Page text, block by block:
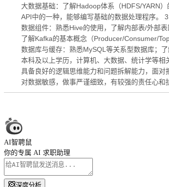
大数据基础：了解Hadoop体系（HDFS/YARN
API中的一种，能够编写基础的数据处理程序。
数据组件：熟悉Hive的使用，了解内部表/外部
了解Kafka的基本概念（Producer/Consumer/
数据库与缓存：熟悉MySQL等关系型数据库；
本科及以上学历，计算机、大数据、统计学等相
具备良好的逻辑思维能力和问题拆解能力，面
对数据敏感，做事严谨细致，有较强的责任心
AI智聘鼠
你的专属 AI 求职助理
深度分析